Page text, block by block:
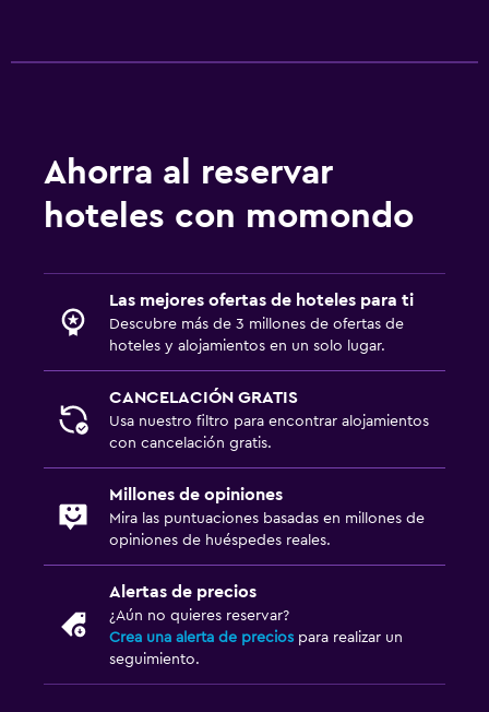
Ahorra al reservar
hoteles con momondo
Las mejores ofertas de hoteles para ti
Descubre más de 3 millones de ofertas de
hoteles y alojamientos en un solo lugar.
CANCELACIÓN GRATIS
Usa nuestro filtro para encontrar alojamientos
con cancelación gratis.
Millones de opiniones
Mira las puntuaciones basadas en millones de
opiniones de huéspedes reales.
Alertas de precios
¿Aún no quieres reservar?
Crea una alerta de precios para realizar un
seguimiento.